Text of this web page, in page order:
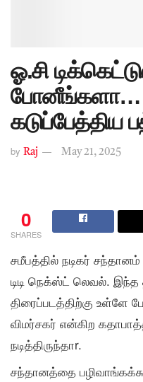
ஓ.சி
போனீங்களா…
கடுப்பேத்திய
by Raj May 21, 2025
0
SHARES
சமீபத்தில் நடிகர்
டிடி நெக்ஸ்ட் லெவல். இந்த
திரைப்படத்திற்கு உள்ளே
விமர்சகர் என்கிற
நடித்திருந்தாr.
சந்தானத்தை